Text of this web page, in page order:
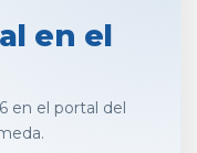
en el
en el portal del